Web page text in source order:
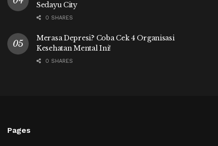
Sedayu City
0 SHARES
Merasa Depresi? Coba Cek 4 Organisasi
Kesehatan Mental Ini!
0 SHARES
Pages